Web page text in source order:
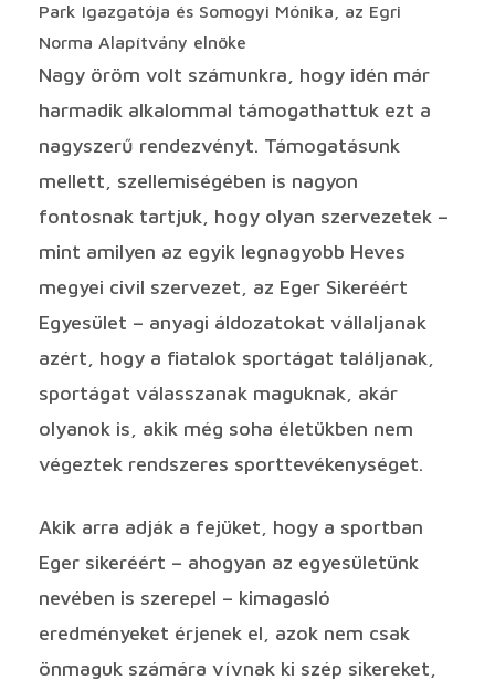
Park Igazgatója és Somogyi Mónika, az Egri
Norma Alapítvány elnöke
Nagy öröm volt számunkra, hogy idén már
harmadik alkalommal támogathattuk ezt a
nagyszerű rendezvényt. Támogatásunk
mellett, szellemiségében is nagyon
fontosnak tartjuk, hogy olyan szervezetek –
mint amilyen az egyik legnagyobb Heves
megyei civil szervezet, az Eger Sikeréért
Egyesület – anyagi áldozatokat vállaljanak
azért, hogy a fiatalok sportágat találjanak,
sportágat válasszanak maguknak, akár
olyanok is, akik még soha életükben nem
végeztek rendszeres sporttevékenységet.
Akik arra adják a fejüket, hogy a sportban
Eger sikeréért – ahogyan az egyesületünk
nevében is szerepel – kimagasló
eredményeket érjenek el, azok nem csak
önmaguk számára vívnak ki szép sikereket,